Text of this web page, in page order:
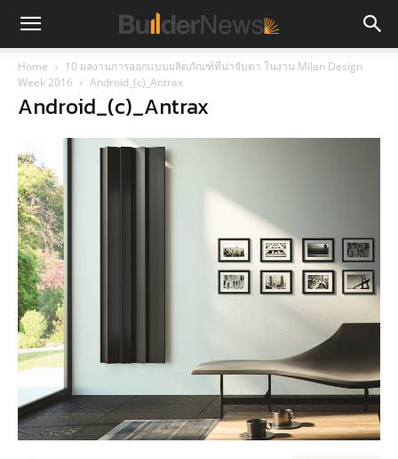
Home
10 ผลงานการออกแบบผลิตภัณฑ์ที่น่าจับตา ในงาน Milan Design
Week 2016
Android_(c)_Antrax
Android_(c)_Antrax